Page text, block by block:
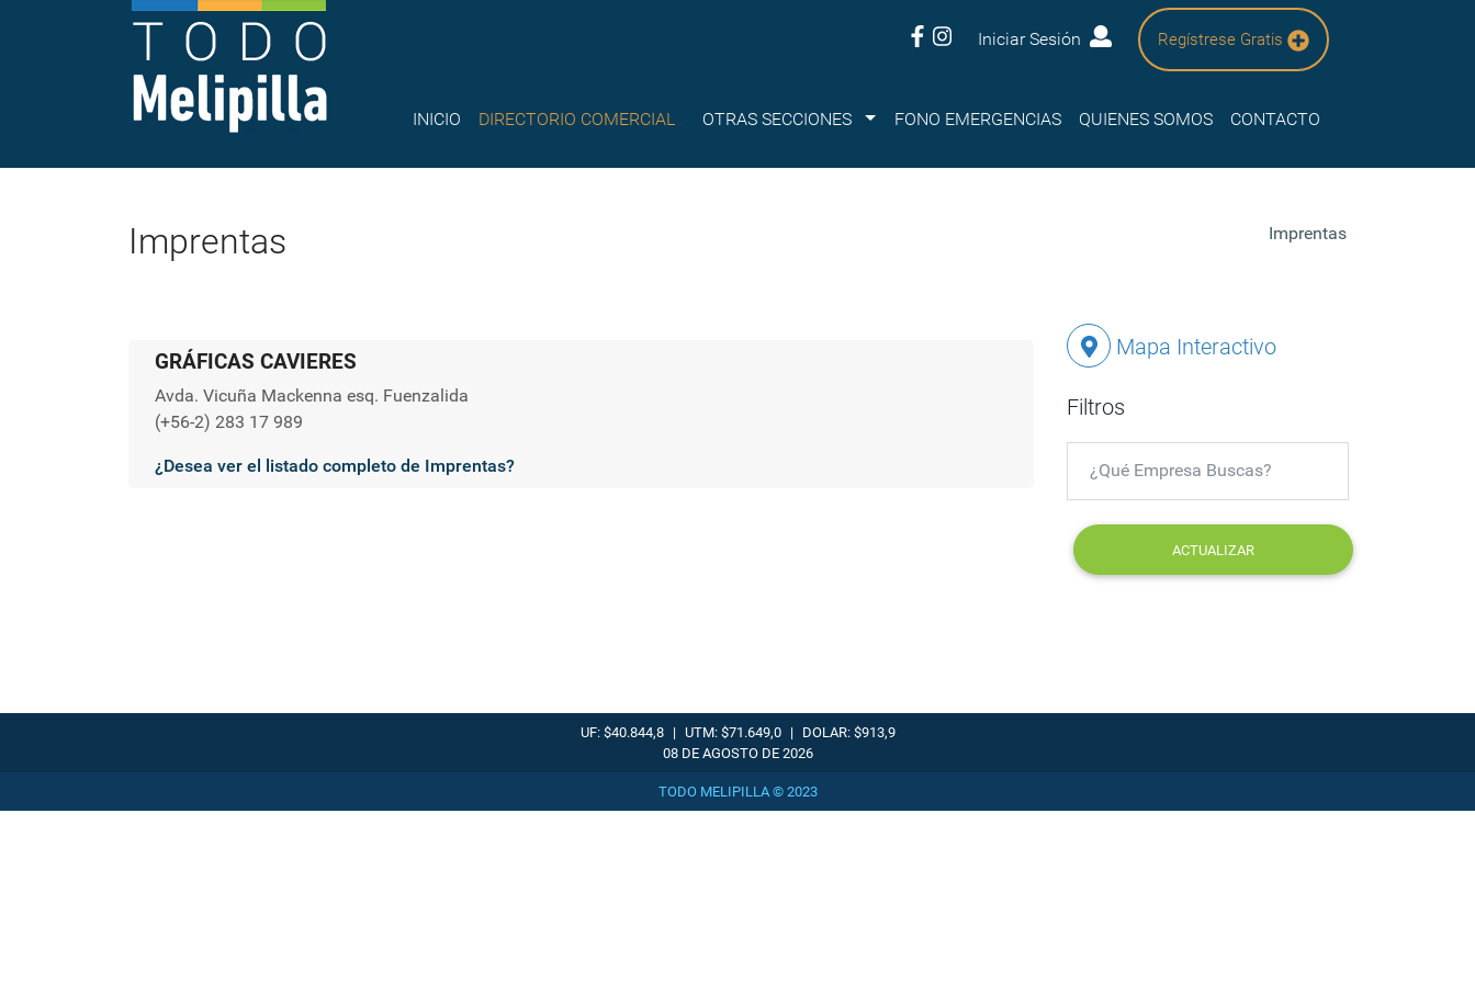
Iniciar Sesión Regístrese Gratis
INICIO DIRECTORIO COMERCIAL OTRAS SECCIONES Submenu
FONO EMERGENCIAS QUIENES SOMOS CONTACTO
Imprentas Imprentas
Mapa Interactivo
Filtros
ACTUALIZAR
GRÁFICAS CAVIERES
Avda. Vicuña Mackenna esq. Fuenzalida
(+56-2) 283 17 989
¿Desea ver el listado completo de Imprentas?
UF: $40.844,8 | UTM: $71.649,0 |
DOLAR: $913,9
08 DE AGOSTO DE 2026
TODO MELIPILLA © 2023